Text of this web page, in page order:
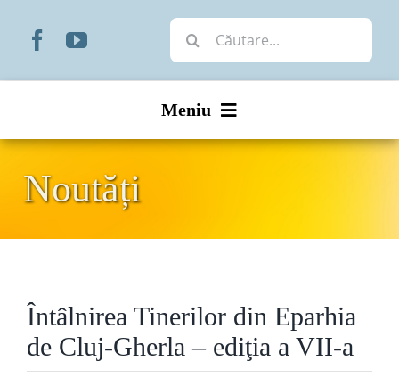
Cautare...
Meniu
Organizare
Liturgic
Noutăți
Întâlnirea Tinerilor din Eparhia
de Cluj-Gherla – ediţia a VII-a